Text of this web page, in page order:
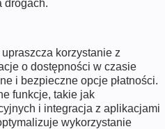
drogach.
korzystanie z
o dostępności w czasie
i bezpieczne opcje płatności.
funkcje, takie jak
i integracja z aplikacjami
wykorzystanie